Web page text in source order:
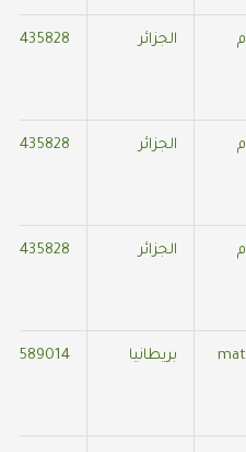
الجزائر
الجزائر
الجزائر
بريطانيا